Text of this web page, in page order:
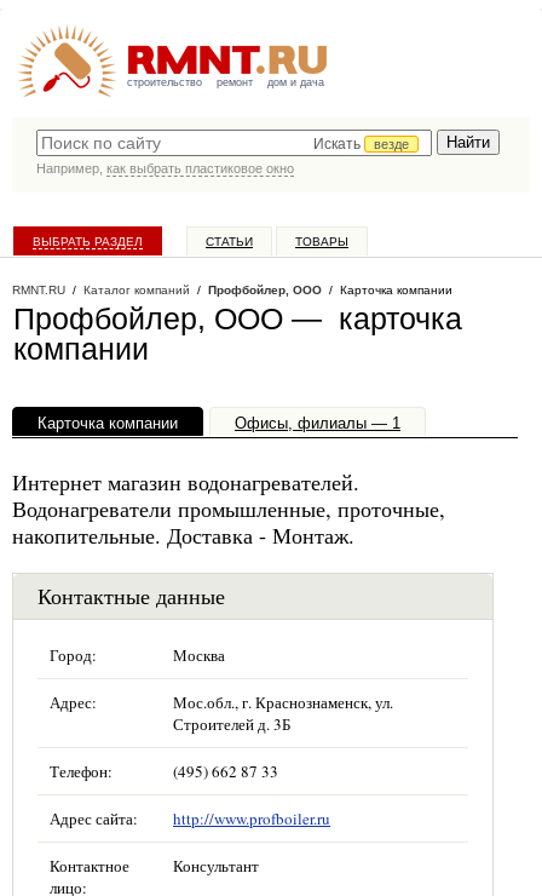
строительство ремонт дом и дача
Искать
везде
Например, как выбрать пластиковое окно
ВЫБРАТЬ РАЗДЕЛ СТАТЬИ ТОВАРЫ
RMNT.RU / Каталог компаний / Профбойлер, ООО / Карточка компании
Профбойлер, ООО — карточка
компании
Карточка компании Офисы, филиалы — 1
Интернет магазин водонагревателей.
Водонагреватели промышленные, проточные,
накопительные. Доставка - Монтаж.
Контактные данные
Город: Москва
Адрес:
Мос.обл., г. Краснознаменск, ул.
Строителей д. 3Б
Телефон: (495) 662 87 33
Адрес сайта: http://www.profboiler.ru
Контактное
лицо:
Консультант